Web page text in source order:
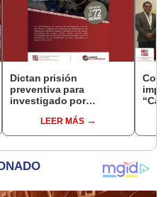
Dictan prisión
preventiva para
investigado por
contra madre de familia
LEER MÁS